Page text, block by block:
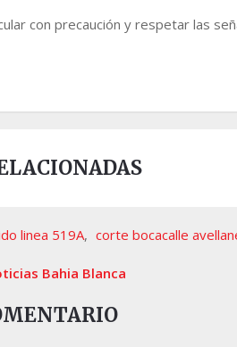
con precaución y respetar las
linea 519A, corte bocacalle
Bahia Blanca